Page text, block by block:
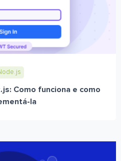
Como funciona e como
la